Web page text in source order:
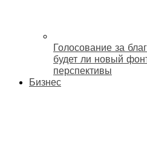
Голосование за
будет ли новый
перспективы
Бизнес